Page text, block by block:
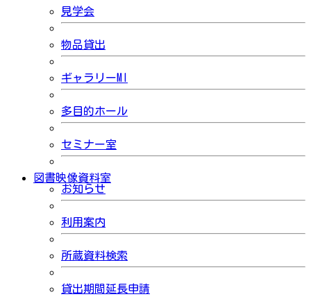
見学会
物品貸出
ギャラリーMI
多目的ホール
セミナー室
図書映像資料室
お知らせ
利用案内
所蔵資料検索
貸出期間延長申請